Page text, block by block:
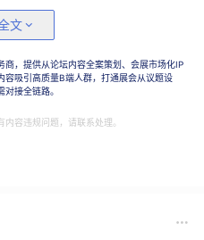
球供应链领导企业正大规制
AI 实验室、云服务提供商
今为止规模最大的 POD 级
。该平台将 NVIDIA Vera
种机架整合为一个高度集成
文
，提供从论坛内容全案策划、会展市场化IP
容吸引高质量B端人群，打通展会从议题设
接全链路。
容违规问题，请联系处理。